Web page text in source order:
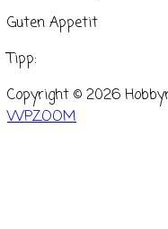
Guten Appetit
Tipp:
Copyright © 2026
WPZOOM